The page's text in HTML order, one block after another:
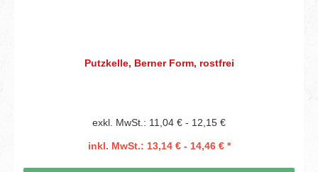
Putzkelle, Berner Form, rostfrei
exkl. MwSt.: 11,04 € - 12,15 €
inkl. MwSt.: 13,14 € - 14,46 € *